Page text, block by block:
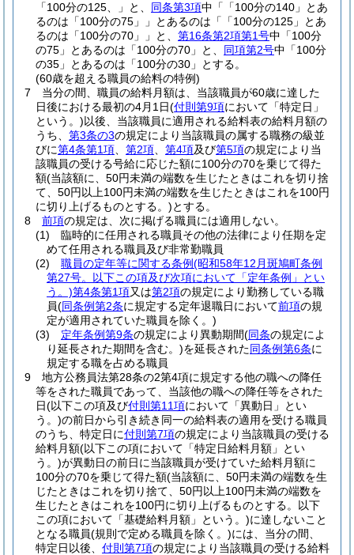
「100分の125、」と、 同条第3項中「「100分の140」とあ
るのは「100分の75」」とあるのは「「100分の125」とあ
るのは「100分の70」」と、 第16条第2項第1号中「100分
の75」とあるのは「100分の70」と、 同項第2号中「100分
の35」とあるのは「100分の30」とする。
(60歳を超える職員の給料の特例)
7
当分の間、職員の給料月額は、当該職員が60歳に達した
日後における最初の4月1日(付則第9項において「特定日」
という。)以後、当該職員に適用される給料表の給料月額の
うち、 第3条の3の規定により当該職員の属する職務の級並
びに第4条第1項 第2項 第4項及び第5項の規定により当
該職員の受ける号給に応じた額に100分の70を乗じて得た
額(当該額に、50円未満の端数を生じたときはこれを切り捨
て、50円以上100円未満の端数を生じたときはこれを100円
に切り上げるものとする。)とする。
8
前項の規定は、次に掲げる職員には適用しない。
(1)
臨時的に任用される職員その他の法律により任期を定
めて任用される職員及び非常勤職員
(2)
職員の定年等に関する条例(昭和58年12月斑鳩町条例
第27号。以下この項及び次項において「定年条例」とい
う。)第4条第1項又は第2項の規定により勤務している職
員(同条例第2条に規定する定年退職日において前項の規
定が適用されていた職員を除く。)
(3)
定年条例第9条の規定により異動期間(同条の規定によ
り延長された期間を含む。)を延長された同条例第6条に
規定する職を占める職員
9
地方公務員法第28条の2第4項に規定する他の職への降任
等をされた職員であって、当該他の職への降任等をされた
日(以下この項及び付則第11項において「異動日」とい
う。)の前日から引き続き同一の給料表の適用を受ける職員
のうち、特定日に付則第7項の規定により当該職員の受ける
給料月額(以下この項において「特定日給料月額」とい
う。)が異動日の前日に当該職員が受けていた給料月額に
100分の70を乗じて得た額(当該額に、50円未満の端数を生
じたときはこれを切り捨て、50円以上100円未満の端数を
生じたときはこれを100円に切り上げるものとする。以下
この項において「基礎給料月額」という。)に達しないこと
となる職員(規則で定める職員を除く。)には、当分の間、
特定日以後、 付則第7項の規定により当該職員の受ける給料